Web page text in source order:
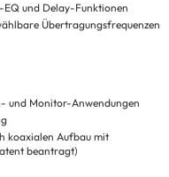
EQ und Delay-Funktionen
Übertragungsfrequenzen
und Monitor-Anwendungen
koaxialen Aufbau mit
beantragt)